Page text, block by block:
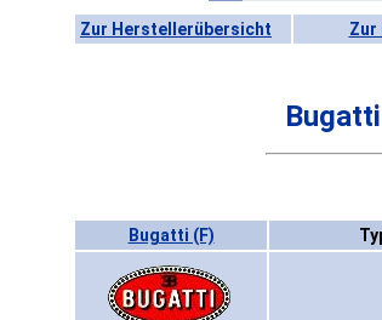
Zur Herstellerübersicht Zur
Bugatti (F)